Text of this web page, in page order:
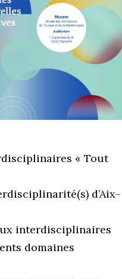
« Tout
d’Aix-
interdisciplinaires
domaines